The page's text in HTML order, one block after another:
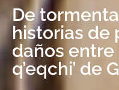
De
historias de
daños
q’eqchi’ de